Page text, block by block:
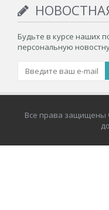
Будьте в курсе наших
персональную
Все права защищены